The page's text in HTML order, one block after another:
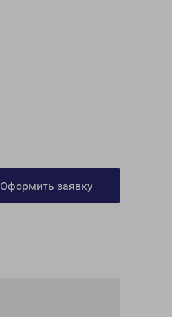
Оформить заявку